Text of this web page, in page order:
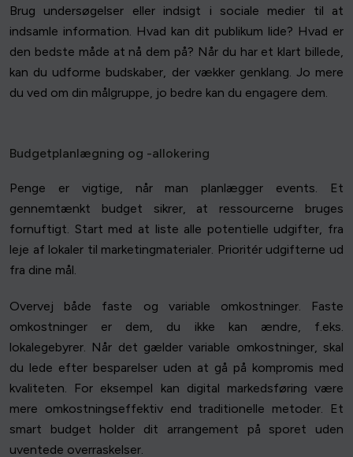
Brug undersøgelser eller indsigt i sociale medier til at
indsamle information. Hvad kan dit publikum lide? Hvad er
den bedste måde at nå dem på? Når du har et klart billede,
kan du udforme budskaber, der vækker genklang. Jo mere
du ved om din målgruppe, jo bedre kan du engagere dem.
Budgetplanlægning og -allokering
Penge er vigtige, når man planlægger events. Et
gennemtænkt budget sikrer, at ressourcerne bruges
fornuftigt. Start med at liste alle potentielle udgifter, fra
leje af lokaler til marketingmaterialer. Prioritér udgifterne ud
fra dine mål.
Overvej både faste og variable omkostninger. Faste
omkostninger er dem, du ikke kan ændre, f.eks.
lokalegebyrer. Når det gælder variable omkostninger, skal
du lede efter besparelser uden at gå på kompromis med
kvaliteten. For eksempel kan digital markedsføring være
mere omkostningseffektiv end traditionelle metoder. Et
smart budget holder dit arrangement på sporet uden
uventede overraskelser.